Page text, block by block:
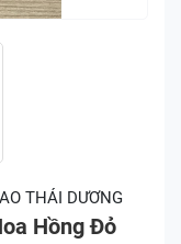
THÁI DƯƠNG
Hồng Đỏ